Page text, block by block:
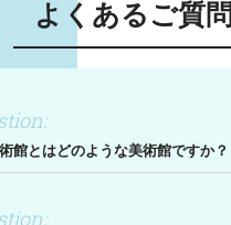
よくあるご質問
館とはどのような美術館ですか？